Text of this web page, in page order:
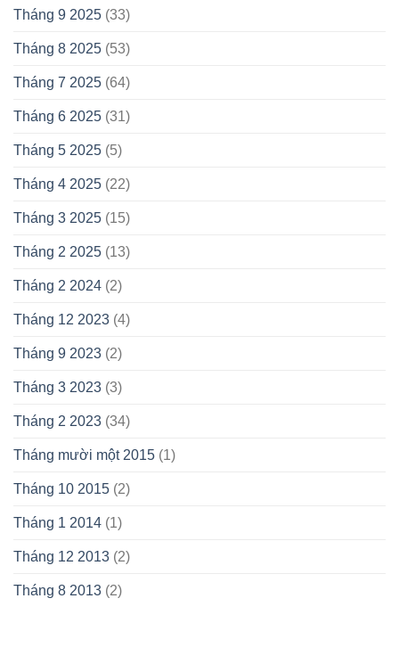
Tháng 9 2025 (33)
Tháng 8 2025 (53)
Tháng 7 2025 (64)
Tháng 6 2025 (31)
Tháng 5 2025 (5)
Tháng 4 2025 (22)
Tháng 3 2025 (15)
Tháng 2 2025 (13)
Tháng 2 2024 (2)
Tháng 12 2023 (4)
Tháng 9 2023 (2)
Tháng 3 2023 (3)
Tháng 2 2023 (34)
Tháng mười một 2015 (1)
Tháng 10 2015 (2)
Tháng 1 2014 (1)
Tháng 12 2013 (2)
Tháng 8 2013 (2)